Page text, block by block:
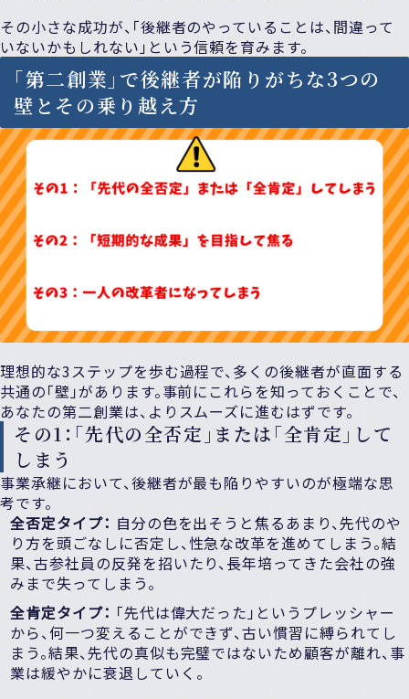
その小さな成功が、「後継者のやっていることは、間違って
いないかもしれない」という信頼を育みます。
「第二創業」で後継者が陥りがちな3つの
壁とその乗り越え方
理想的な3ステップを歩む過程で、多くの後継者が直面する
共通の「壁」があります。事前にこれらを知っておくことで、
あなたの第二創業は、よりスムーズに進むはずです。
その1：「先代の全否定」または「全肯定」 して
しまう
事業承継において、後継者が最も陥りやすいのが極端な思
考です。
全否定タイプ： 自分の色を出そうと焦るあまり、先代のや
り方を頭ごなしに否定し、性急な改革を進めてしまう。結
果、古参社員の反発を招いたり、長年培ってきた会社の強
みまで失ってしまう。
全肯定タイプ： 「先代は偉大だった」というプレッシャー
から、何一つ変えることができず、古い慣習に縛られてし
まう。結果、先代の真似も完璧ではないため顧客が離れ、事
業は緩やかに衰退していく。